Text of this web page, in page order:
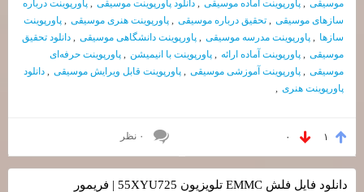
موسیقی , پاورپوینت آماده موسیقی , دانلود پاورپوینت موسیقی , پاورپوینت درباره
سازهای موسیقی , تحقیق درباره موسیقی , پاورپوینت هنری موسیقی , پاورپوینت
سازها , پاورپوینت مدرسه موسیقی , پاورپوینت دانشگاهی موسیقی , دانلود تحقیق
موسیقی , پاورپوینت آماده ارائه , پاورپوینت با انیمیشن , پاورپوینت حرفه‌ای
موسیقی , پاورپوینت آموزشی موسیقی , پاورپوینت قابل ویرایش موسیقی , دانلود
پاورپوینت هنری ,
۱ ۰ ۰ نظر
دانلود فایل فلش EMMC تلویزیون 55XYU725 | فریمور